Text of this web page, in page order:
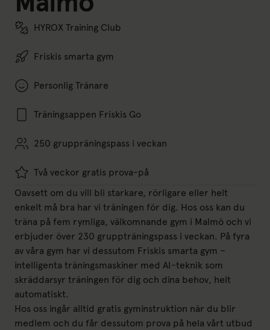
HYROX Training Club
Friskis smarta gym
Personlig Tränare
Träningsappen Friskis Go
250 gruppräningspass i veckan
Två veckor gratis prova-på
Oavsett om du vill bli starkare, rörligare eller helt
enkelt må bra har vi träningen för dig. Hos oss kan du
träna på fem rymliga, välkomnande gym i Malmö och vi
erbjuder över 230 gruppträningspass i veckan. På fyra
av våra gym har vi dessutom Friskis smarta gym –
intelligenta träningsmaskiner med AI-teknik som
skräddarsyr träningen för dig och dina behov, helt
automatiskt.
Hos oss ingår alltid gratis gyminstruktion när du blir
medlem och du får dessutom prova på hela vårt utbud